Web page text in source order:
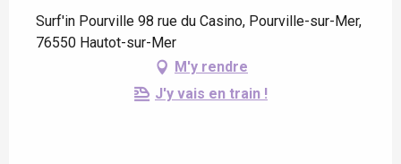
Surf'in Pourville 98 rue du Casino, Pourville-sur-Mer,
76550 Hautot-sur-Mer
M'y rendre
J'y vais en train !